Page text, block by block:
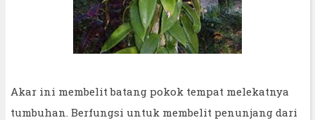
Akar ini membelit batang pokok tempat melekatnya
tumbuhan. Berfungsi untuk membelit penunjang dari